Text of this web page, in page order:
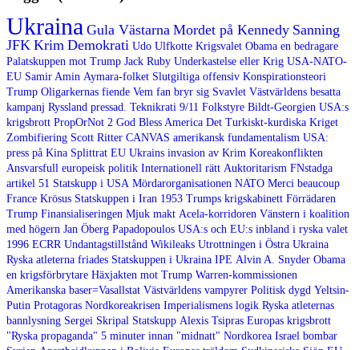
Ukraina Gula Västarna Mordet på Kennedy Sanning
JFK Krim Demokrati Udo Ulfkotte Krigsvalet Obama en bedragare
Palatskuppen mot Trump Jack Ruby Underkastelse eller Krig USA-NATO-
EU Samir Amin Aymara-folket Slutgiltiga offensiv Konspirationsteori
Trump Oligarkernas fiende Vem fan bryr sig Svavlet Västvärldens besatta
kampanj Ryssland pressad. Teknikrati 9/11 Folkstyre Bildt-Georgien USA:s
krigsbrott PropOrNot 2 God Bless America Det Turkiskt-kurdiska Kriget
Zombifiering Scott Ritter CANVAS amerikansk fundamentalism USA:
press på Kina Splittrat EU Ukrains invasion av Krim Koreakonflikten
Ansvarsfull europeisk politik Internationell rätt Auktoritarism FNstadga
artikel 51 Statskupp i USA Mördarorganisationen NATO Merci beaucoup
France Krösus Statskuppen i Iran 1953 Trumps krigskabinett Förrädaren
Trump Finansialiseringen Mjuk makt Acela-korridoren Vänstern i koalition
med högern Jan Öberg Papadopoulos USA:s och EU:s inbland i ryska valet
1996 ECRR Undantagstillstånd Wikileaks Utrottningen i Östra Ukraina
Ryska atleterna friades Statskuppen i Ukraina IPE Alvin A. Snyder Obama
en krigsförbrytare Häxjakten mot Trump Warren-kommissionen
Amerikanska baser=Vasallstat Västvärldens vampyrer Politisk dygd Yeltsin-
Putin Protagoras Nordkoreakrisen Imperialismens logik Ryska atleternas
bannlysning Sergei Skripal Statskupp Alexis Tsipras Europas krigsbrott
"Ryska propaganda" 5 minuter innan "midnatt" Nordkorea Israel bombar